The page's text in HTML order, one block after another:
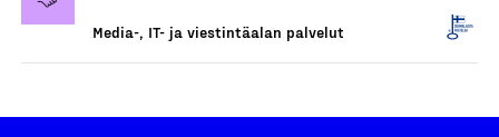
Media-, IT- ja viestintäalan palvelut